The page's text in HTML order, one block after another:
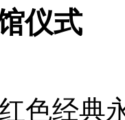
仪式